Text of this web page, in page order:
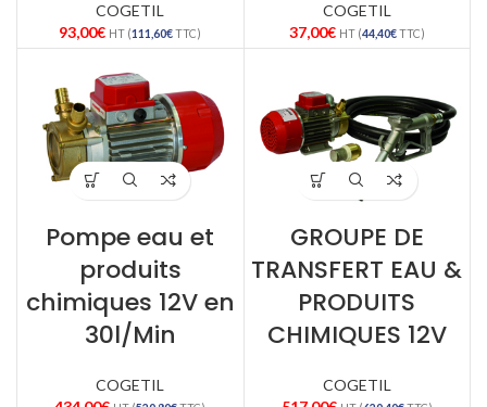
COGETIL
93,00€ HT (111,60€TTC)
COGETIL
37,00€ HT (44,40€TTC)
Pompe eau et
produits
chimiques 12V en
30l/Min
COGETIL
GROUPE DE
TRANSFERT EAU &
PRODUITS
CHIMIQUES 12V
COGETIL